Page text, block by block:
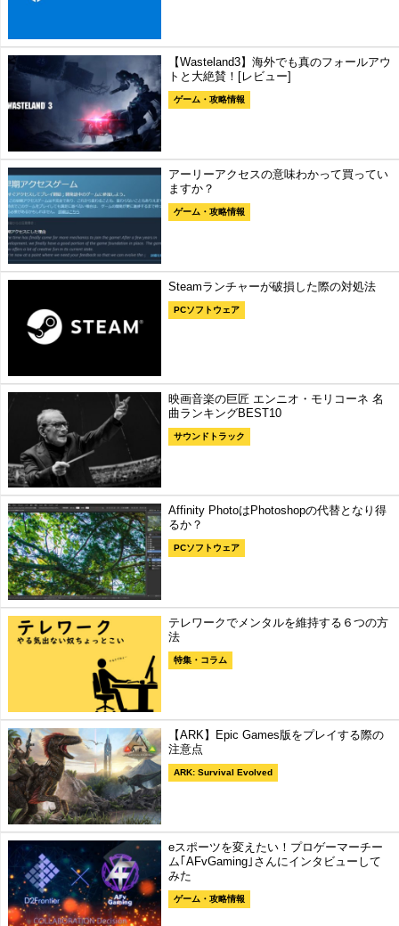
【Wasteland3】海外でも真のフォールアウ
トと大絶賛！[レビュー]
ゲーム・攻略情報
アーリーアクセスの意味わかって買ってい
ますか？
ゲーム・攻略情報
Steamランチャーが破損した際の対処法
PCソフトウェア
映画音楽の巨匠 エンニオ・モリコーネ 名
曲ランキングBEST10
サウンドトラック
Affinity PhotoはPhotoshopの代替となり得
るか？
PCソフトウェア
テレワークでメンタルを維持する６つの方
法
特集・コラム
【ARK】Epic Games版をプレイする際の
注意点
ARK: Survival Evolved
eスポーツを変えたい！プロゲーマーチー
ム｢AFvGaming｣さんにインタビューして
みた
ゲーム・攻略情報